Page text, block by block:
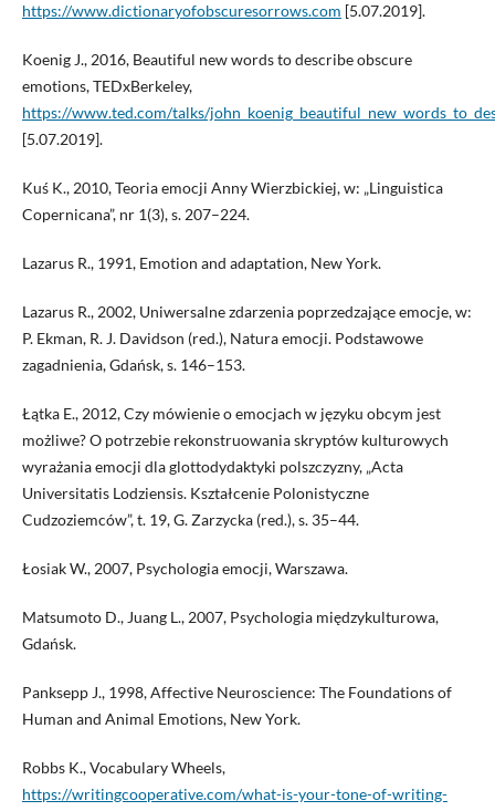
https://www.dictionaryofobscuresorrows.com [5.07.2019].
Koenig J., 2016, Beautiful new words to describe obscure
emotions, TEDxBerkeley,
https://www.ted.com/talks/
[5.07.2019].
Kuś K., 2010, Teoria emocji Anny Wierzbickiej, w: „Linguistica
Copernicana”, nr 1(3), s. 207–224.
Lazarus R., 1991, Emotion and adaptation, New York.
Lazarus R., 2002, Uniwersalne zdarzenia poprzedzające emocje, w:
P. Ekman, R. J. Davidson (red.), Natura emocji. Podstawowe
zagadnienia, Gdańsk, s. 146–153.
Łątka E., 2012, Czy mówienie o emocjach w języku obcym jest
możliwe? O potrzebie rekonstruowania skryptów kulturowych
wyrażania emocji dla glottodydaktyki polszczyzny, „Acta
Universitatis Lodziensis. Kształcenie Polonistyczne
Cudzoziemców”, t. 19, G. Zarzycka (red.), s. 35–44.
Łosiak W., 2007, Psychologia emocji, Warszawa.
Matsumoto D., Juang L., 2007, Psychologia międzykulturowa,
Gdańsk.
Panksepp J., 1998, Affective Neuroscience: The Foundations of
Human and Animal Emotions, New York.
Robbs K., Vocabulary Wheels,
https://writingcooperative.com/what-is-your-tone-of-writing-